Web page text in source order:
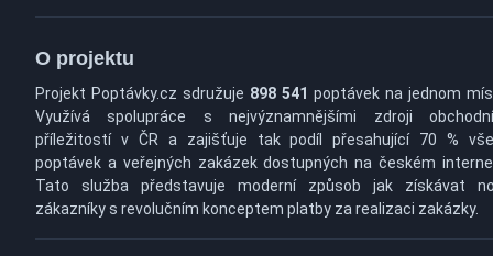
O projektu
Projekt Poptávky.cz sdružuje 898 541 poptávek na jednom
Využívá spolupráce s nejvýznamnějšími zdroji
příležitostí v ČR a zajišťuje tak podíl přesahující 70 %
poptávek a veřejných zakázek dostupných na českém
Tato služba představuje moderní způsob jak získávat
zákazníky s revolučním konceptem platby za realizaci zakázky.